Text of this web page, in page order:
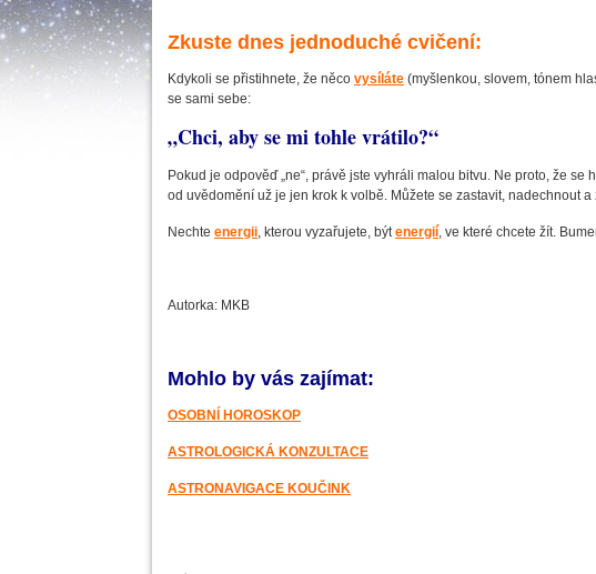
Zkuste dnes jednoduché cvičení:
Kdykoli se přistihnete, že něco vysíláte (myšlenkou, slovem, tónem
se sami sebe:
„Chci, aby se mi tohle vrátilo?“
Pokud je odpověď „ne“, právě jste vyhráli malou bitvu. Ne proto, že
od uvědomění už je jen krok k volbě. Můžete se zastavit, nadechnout
Nechte energii, kterou vyzařujete, býtenergií, ve které chcete žít.
Autorka: MKB
Mohlo by vás zajímat:
OSOBNÍ HOROSKOP
ASTROLOGICKÁ KONZULTACE
ASTRONAVIGACE KOUČINK